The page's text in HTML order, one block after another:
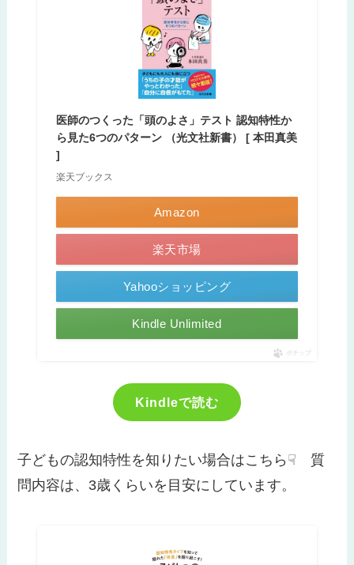
医師のつくった「頭のよさ」テスト 認知特性か
ら見た6つのパターン （光文社新書） [ 本田真美
]
楽天ブックス
Amazon
楽天市場
Yahooショッピング
Kindle Unlimited
ポチップ
Kindleで読む
子どもの認知特性を知りたい場合はこちら☟ 質
問内容は、3歳くらいを目安にしています。